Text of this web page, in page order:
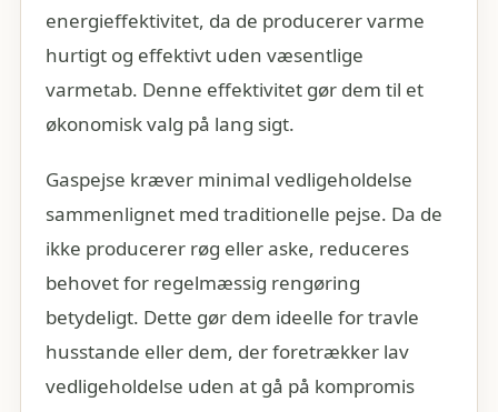
energieffektivitet, da de producerer varme
hurtigt og effektivt uden væsentlige
varmetab. Denne effektivitet gør dem til et
økonomisk valg på lang sigt.
Gaspejse kræver minimal vedligeholdelse
sammenlignet med traditionelle pejse. Da de
ikke producerer røg eller aske, reduceres
behovet for regelmæssig rengøring
betydeligt. Dette gør dem ideelle for travle
husstande eller dem, der foretrækker lav
vedligeholdelse uden at gå på kompromis